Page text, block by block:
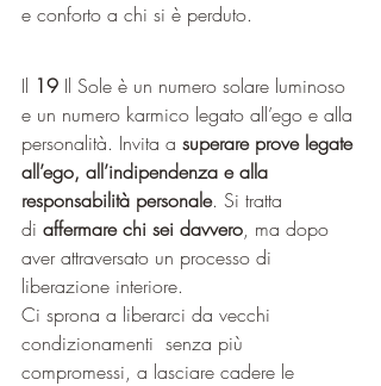
e conforto a chi si è perduto.
Il 19 Il Sole è un numero solare luminoso
e un numero karmico legato all’ego e alla
personalità. Invita a superare prove legate
all’ego, all’indipendenza e alla
responsabilità personale. Si tratta
di affermare chi sei davvero, ma dopo
aver attraversato un processo di
liberazione interiore.
Ci sprona a liberarci da vecchi
condizionamenti  senza più
compromessi, a lasciare cadere le